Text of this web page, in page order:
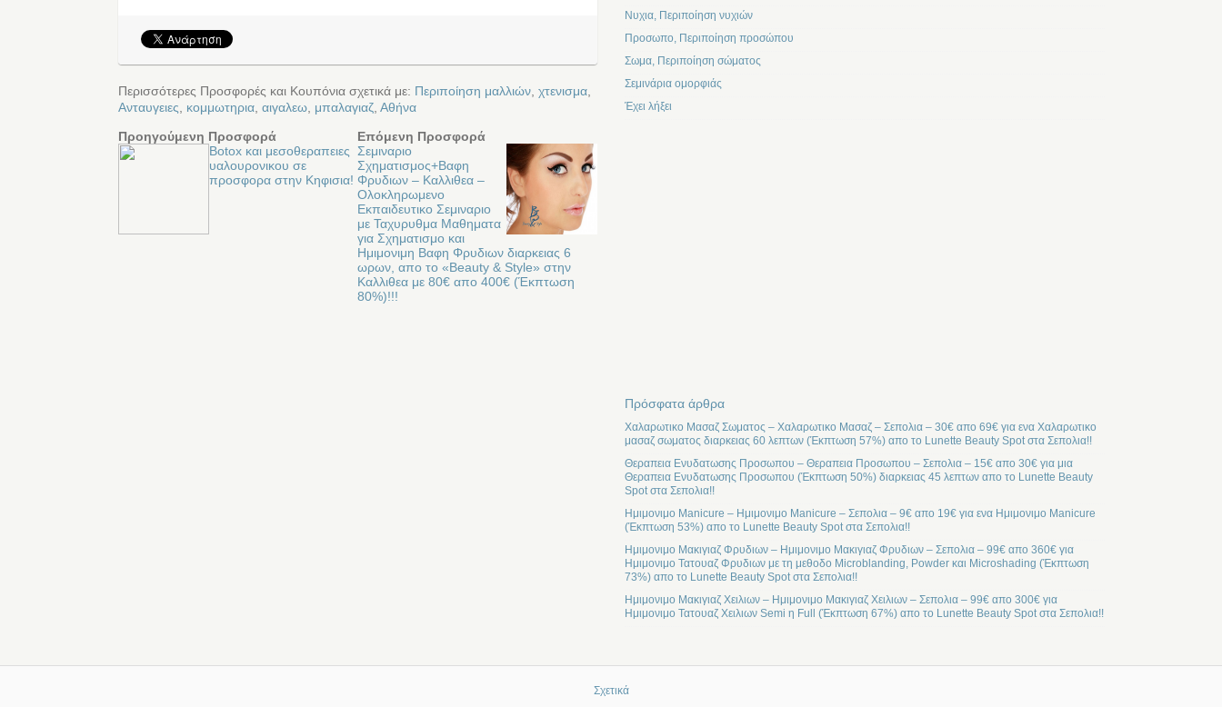
Περισσότερες Προσφορές και Κουπόνια σχετικά με: Περιποίηση μαλλιών, χτενισμα,
Ανταυγειες, κομμωτηρια, αιγαλεω, μπαλαγιαζ, Αθήνα
Προηγούμενη Προσφορά
Botox και μεσοθεραπειες
υαλουρονικου σε
προσφορα στην Κηφισια!
Επόμενη Προσφορά
Σεμιναριο
Σχηματισμος+Bαφη
Φρυδιων – Καλλιθεα –
Oλοκληρωμενο
Eκπαιδευτικο Σεμιναριο
με Ταχυρυθμα Μαθηματα
για Σχηματισμο και
Ημιμονιμη Βαφη Φρυδιων διαρκειας 6
ωρων, απο το «Beauty & Style» στην
Καλλιθεα με 80€ απο 400€ (Έκπτωση
80%)!!!
Νυχια, Περιποίηση νυχιών
Προσωπο, Περιποίηση προσώπου
Σωμα, Περιποίηση σώματος
Σεμινάρια ομορφιάς
Έχει λήξει
Πρόσφατα άρθρα
Χαλαρωτικο Μασαζ Σωματος – Χαλαρωτικο Μασαζ – Σεπολια – 30€ απο 69€ για ενα Χαλαρωτικο
μασαζ σωματος διαρκειας 60 λεπτων (Έκπτωση 57%) απο το Lunette Beauty Spot στα Σεπολια!!
Θεραπεια Ενυδατωσης Προσωπου – Θεραπεια Προσωπου – Σεπολια – 15€ απο 30€ για μια
Θεραπεια Ενυδατωσης Προσωπου (Έκπτωση 50%) διαρκειας 45 λεπτων απο το Lunette Beauty
Spot στα Σεπολια!!
Ημιμονιμο Manicure – Ημιμονιμο Manicure – Σεπολια – 9€ απο 19€ για ενα Ημιμονιμο Manicure
(Έκπτωση 53%) απο το Lunette Beauty Spot στα Σεπολια!!
Ημιμονιμο Μακιγιαζ Φρυδιων – Ημιμονιμο Μακιγιαζ Φρυδιων – Σεπολια – 99€ απο 360€ για
Ημιμονιμο Τατουαζ Φρυδιων με τη μεθοδο Microblanding, Powder και Microshading (Έκπτωση
73%) απο το Lunette Beauty Spot στα Σεπολια!!
Ημιμονιμο Μακιγιαζ Χειλιων – Ημιμονιμο Μακιγιαζ Χειλιων – Σεπολια – 99€ απο 300€ για
Ημιμονιμο Τατουαζ Χειλιων Semi η Full (Έκπτωση 67%) απο το Lunette Beauty Spot στα Σεπολια!!
Σχετικά